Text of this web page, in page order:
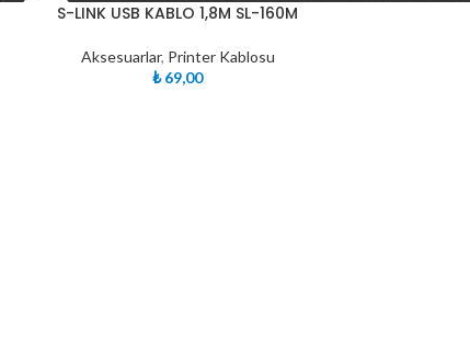
TÜKES-LINK USB KABLO 1,8M SL-160M
Aksesuarlar, Printer Kablosu
₺69,00